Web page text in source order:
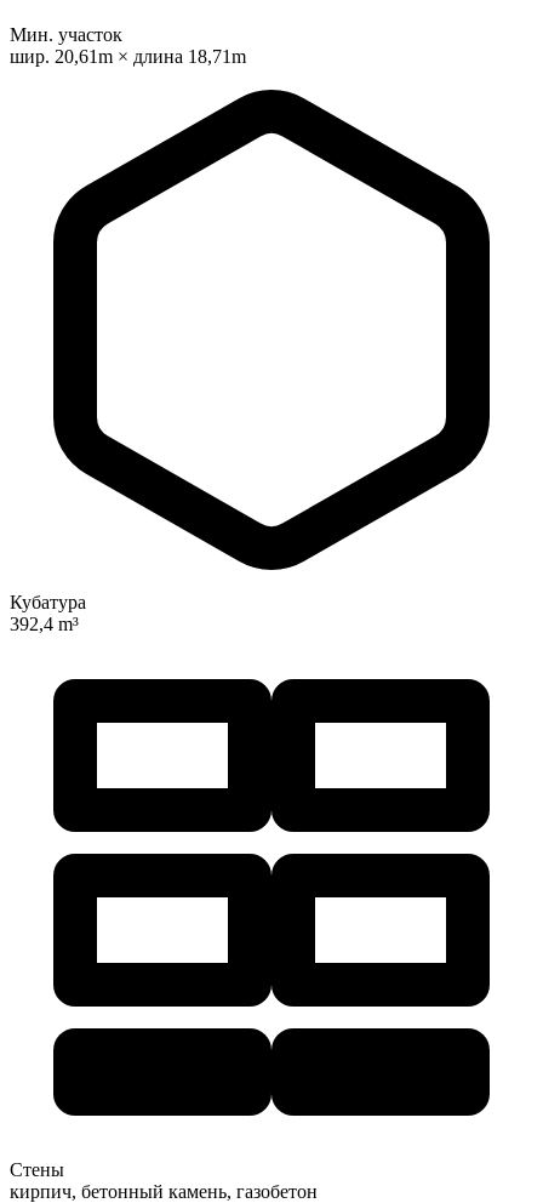
Мин. участок
шир. 20,61m × длина 18,71m
Кубатура
392,4 m³
Стены
кирпич, бетонный камень, газобетон